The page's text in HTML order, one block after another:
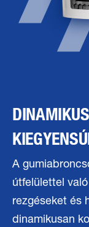
A
útfelülettel
rezgéseket és
dinamikusan